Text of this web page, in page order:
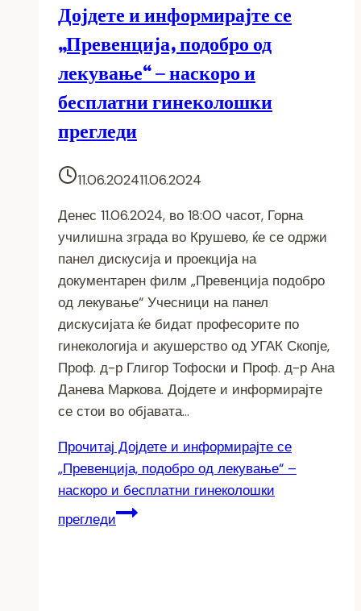
Дојдете и информирајте се
„Превенција, подобро од
лекување“ – наскоро и
бесплатни гинеколошки
прегледи
11.06.202411.06.2024
Денес 11.06.2024, во 18:00 часот, Горна
училишна зграда во Крушево, ќе се одржи
панел дискусија и проекција на
документарен филм „Превенција подобро
од лекување“ Учесници на панел
дискусијата ќе бидат професорите по
гинекологија и акушерство од УГАК Скопје,
Проф. д-р Глигор Тофоски и Проф. д-р Ана
Данева Маркова. Дојдете и информирајте
се стои во објавата…
Прочитај Дојдете и информирајте се
„Превенција, подобро од лекување“ –
наскоро и бесплатни гинеколошки
прегледи